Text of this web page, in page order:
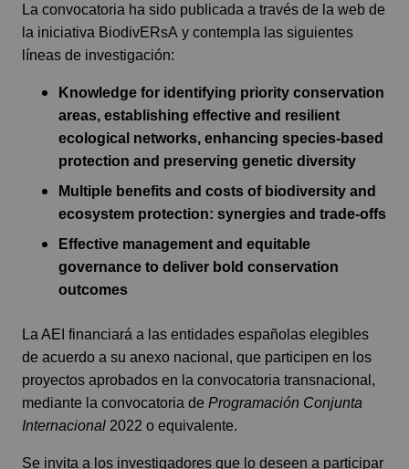
La convocatoria ha sido publicada a través de la web de
la iniciativa BiodivERsA y contempla las siguientes
líneas de investigación:
Knowledge for identifying priority conservation
areas, establishing effective and resilient
ecological networks, enhancing species-based
protection and preserving genetic diversity
Multiple benefits and costs of biodiversity and
ecosystem protection: synergies and trade-offs
Effective management and equitable
governance to deliver bold conservation
outcomes
La AEI financiará a las entidades españolas elegibles
de acuerdo a su anexo nacional, que participen en los
proyectos aprobados en la convocatoria transnacional,
mediante la convocatoria de Programación Conjunta
Internacional 2022 o equivalente.
Se invita a los investigadores que lo deseen a participar